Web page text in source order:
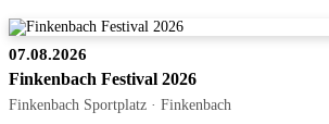
07.08.2026
Finkenbach Festival 2026
Finkenbach Sportplatz · Finkenbach